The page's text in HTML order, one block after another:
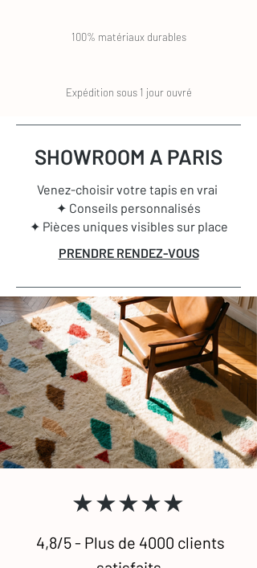
100% matériaux durables
Expédition sous 1 jour ouvré
SHOWROOM A PARIS
Venez-choisir votre tapis en vrai
✦ Conseils personnalisés
✦ Pièces uniques visibles sur place
PRENDRE RENDEZ-VOUS
★★★★★
4,8/5 - Plus de 4000 clients